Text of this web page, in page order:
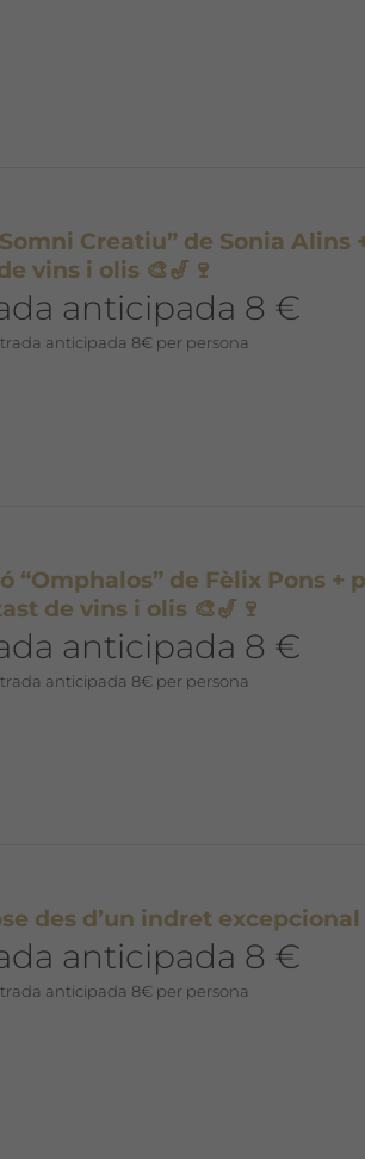
Creatiu” de Sonia Alins
vins i olis 🎨🎷🍷
anticipada 8 €
anticipada 8€ per persona
“Omphalos” de Fèlix Pons +
de vins i olis 🎨🎷🍷
anticipada 8 €
anticipada 8€ per persona
des d’un indret excepcional
anticipada 8 €
anticipada 8€ per persona